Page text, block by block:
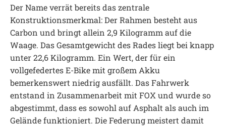
Der Name verrät bereits das zentrale
Konstruktionsmerkmal: Der Rahmen besteht aus
Carbon und bringt allein 2,9 Kilogramm auf die
Waage. Das Gesamtgewicht des Rades liegt bei knapp
unter 22,6 Kilogramm. Ein Wert, der für ein
vollgefedertes E-Bike mit großem Akku
bemerkenswert niedrig ausfällt. Das Fahrwerk
entstand in Zusammenarbeit mit FOX und wurde so
abgestimmt, dass es sowohl auf Asphalt als auch im
Gelände funktioniert. Die Federung meistert damit